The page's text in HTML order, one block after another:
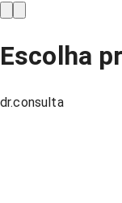
Escolha
dr.consulta